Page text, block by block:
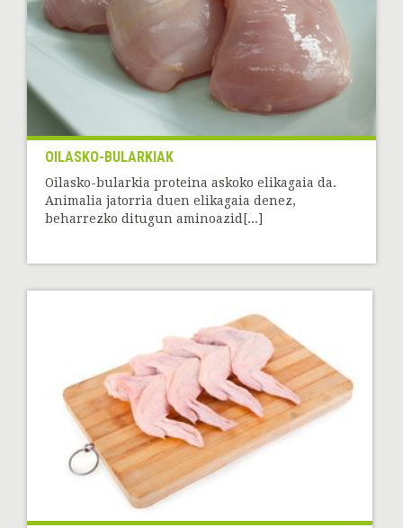
OILASKO-BULARKIAK
Oilasko-bularkia proteina askoko elikagaia da.
Animalia jatorria duen elikagaia denez,
beharrezko ditugun aminoazid[...]